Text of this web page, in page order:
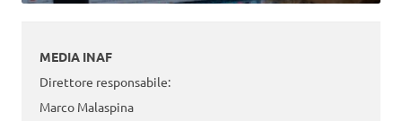
MEDIA INAF
Direttore responsabile:
Marco Malaspina